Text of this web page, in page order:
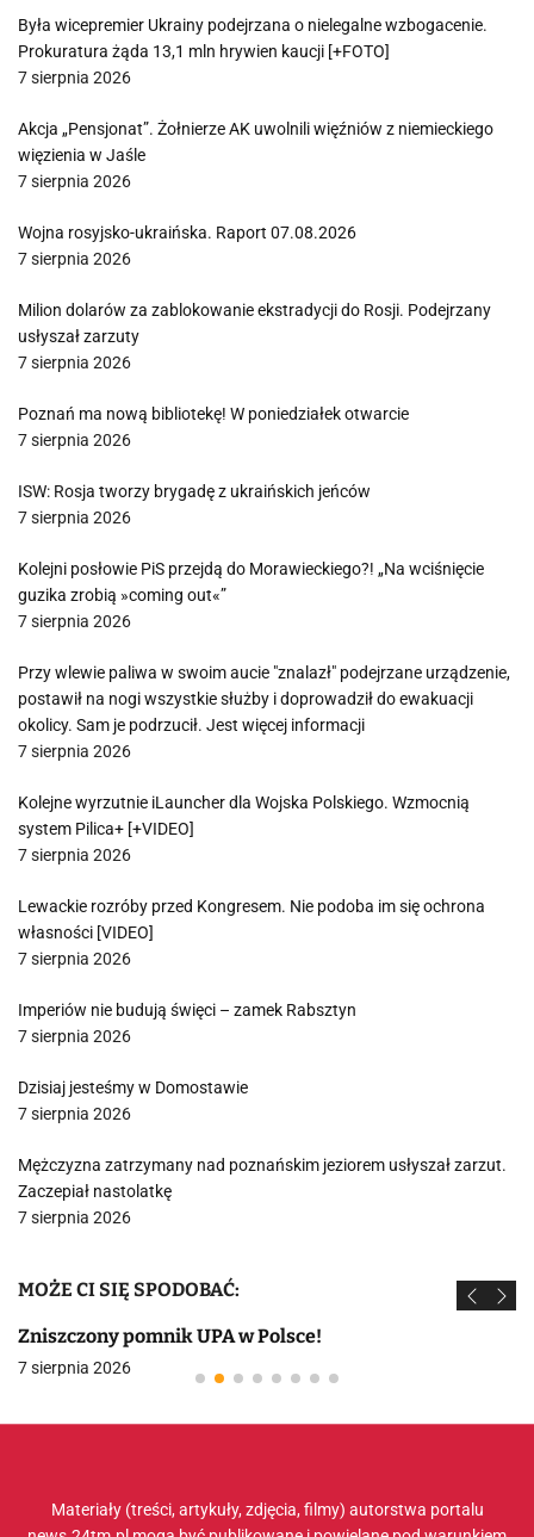
Była wicepremier Ukrainy podejrzana o nielegalne wzbogacenie.
Prokuratura żąda 13,1 mln hrywien kaucji [+FOTO]
7 sierpnia 2026
Akcja „Pensjonat”. Żołnierze AK uwolnili więźniów z niemieckiego
więzienia w Jaśle
7 sierpnia 2026
Wojna rosyjsko-ukraińska. Raport 07.08.2026
7 sierpnia 2026
Milion dolarów za zablokowanie ekstradycji do Rosji. Podejrzany
usłyszał zarzuty
7 sierpnia 2026
Poznań ma nową bibliotekę! W poniedziałek otwarcie
7 sierpnia 2026
ISW: Rosja tworzy brygadę z ukraińskich jeńców
7 sierpnia 2026
Kolejni posłowie PiS przejdą do Morawieckiego?! „Na wciśnięcie
guzika zrobią »coming out«”
7 sierpnia 2026
Przy wlewie paliwa w swoim aucie "znalazł" podejrzane urządzenie,
postawił na nogi wszystkie służby i doprowadził do ewakuacji
okolicy. Sam je podrzucił. Jest więcej informacji
7 sierpnia 2026
Kolejne wyrzutnie iLauncher dla Wojska Polskiego. Wzmocnią
system Pilica+ [+VIDEO]
7 sierpnia 2026
Lewackie rozróby przed Kongresem. Nie podoba im się ochrona
własności [VIDEO]
7 sierpnia 2026
Imperiów nie budują święci – zamek Rabsztyn
7 sierpnia 2026
Dzisiaj jesteśmy w Domostawie
7 sierpnia 2026
Mężczyzna zatrzymany nad poznańskim jeziorem usłyszał zarzut.
Zaczepiał nastolatkę
7 sierpnia 2026
MOŻE CI SIĘ SPODOBAĆ:
Zniszczony pomnik UPA w Polsce!
7 sierpnia 2026
Materiały (treści, artykuły, zdjęcia, filmy) autorstwa portalu